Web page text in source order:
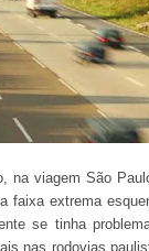
viagem São
faixa extrema
se tinha
nas rodovias